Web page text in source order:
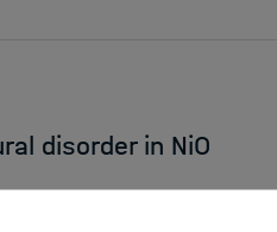
disorder in NiO